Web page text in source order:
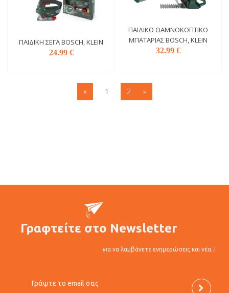
ΠΑΙΔΙΚΉ ΣΈΓΑ BOSCH, KLEIN
24.99 €
ΠΑΙΔΙΚΌ ΘΑΜΝΟΚΟΠΤΙΚΌ
ΜΠΑΤΑΡΊΑΣ BOSCH, KLEIN
32.99 €
« 1 2 »
Γραφτείτε στο Newsletter
για να λαμβάνετε ενημερώσεις και νέα..!